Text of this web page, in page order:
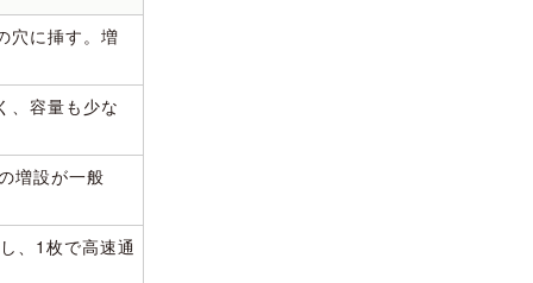
穴に挿す。増
、容量も少な
増設が一般
、1枚で高速通